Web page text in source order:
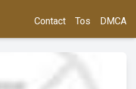
Contact Tos DMCA